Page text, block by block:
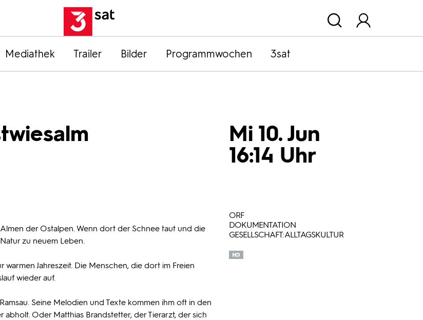
Mediathek Trailer Bilder Programmwochen 3sat
Mi 10. Jun
16:14 Uhr
der Ostalpen. Wenn dort der Schnee taut und die
zu neuem Leben.
Jahreszeit. Die Menschen, die dort im Freien
wieder auf.
Seine Melodien und Texte kommen ihm oft in den
Oder Matthias Brandstetter, der Tierarzt, der sich
ORF
DOKUMENTATION
GESELLSCHAFT: ALLTAGSKULTUR